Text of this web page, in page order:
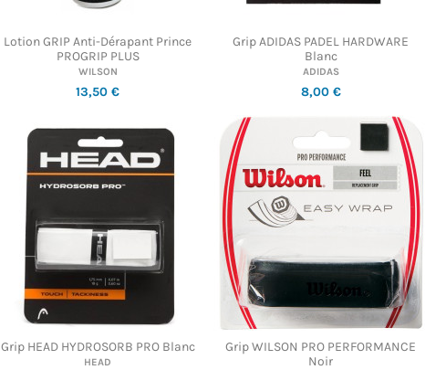
Lotion GRIP Anti-Dérapant Prince
PROGRIP PLUS
WILSON
13,50 €
Grip ADIDAS PADEL HARDWARE
Blanc
ADIDAS
8,00 €
Grip HEAD HYDROSORB PRO Blanc
HEAD
Grip WILSON PRO PERFORMANCE
Noir